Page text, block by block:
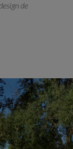
de